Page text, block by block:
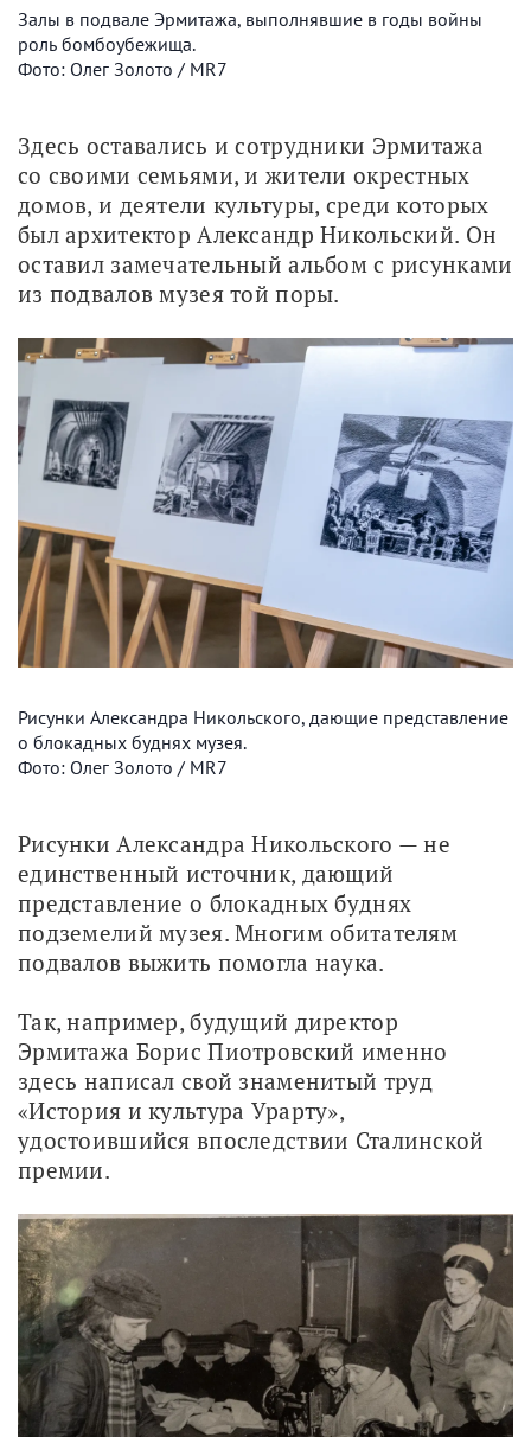
Залы в подвале Эрмитажа, выполнявшие в годы войны
роль бомбоубежища.
Фото: Олег Золото / MR7
Здесь оставались и сотрудники Эрмитажа
со своими семьями, и жители окрестных
домов, и деятели культуры, среди которых
был архитектор Александр Никольский. Он
оставил замечательный альбом с рисунками
из подвалов музея той поры.
Рисунки Александра Никольского, дающие представление
о блокадных буднях музея.
Фото: Олег Золото / MR7
Рисунки Александра Никольского — не
единственный источник, дающий
представление о блокадных буднях
подземелий музея. Многим обитателям
подвалов выжить помогла наука.
Так, например, будущий директор
Эрмитажа Борис Пиотровский именно
здесь написал свой знаменитый труд
«История и культура Урарту»,
удостоившийся впоследствии Сталинской
премии.